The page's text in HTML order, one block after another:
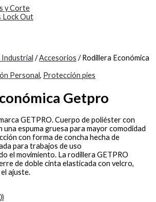
y Corte
Lock Out
Industrial /Accesorios / Rodillera Económica
Personal, Protección pies
Getpro
GETPRO. Cuerpo de poliéster con
espuma gruesa para mayor comodidad
con forma de concha hecha de
para trabajos de uso
el movimiento. La rodillera GETPRO
de doble cinta elasticada con velcro,
ajuste.